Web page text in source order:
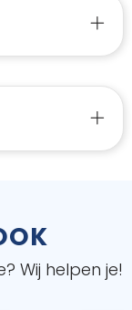
Wij helpen je!